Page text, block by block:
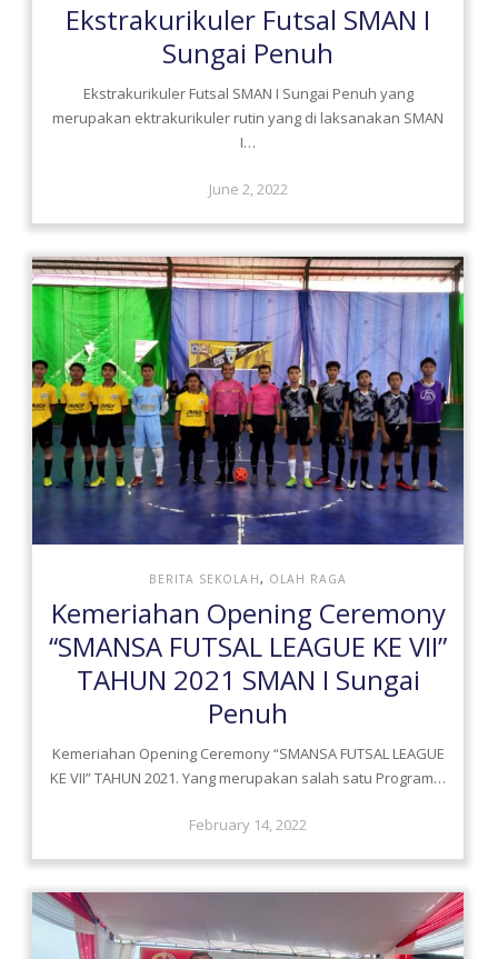
Ekstrakurikuler Futsal SMAN I
Sungai Penuh
Ekstrakurikuler Futsal SMAN I Sungai Penuh yang
merupakan ektrakurikuler rutin yang di laksanakan SMAN
I…
June 2, 2022
BERITA SEKOLAH, OLAH RAGA
Kemeriahan Opening Ceremony
“SMANSA FUTSAL LEAGUE KE VII”
TAHUN 2021 SMAN I Sungai
Penuh
Kemeriahan Opening Ceremony “SMANSA FUTSAL LEAGUE
KE VII” TAHUN 2021. Yang merupakan salah satu Program…
February 14, 2022